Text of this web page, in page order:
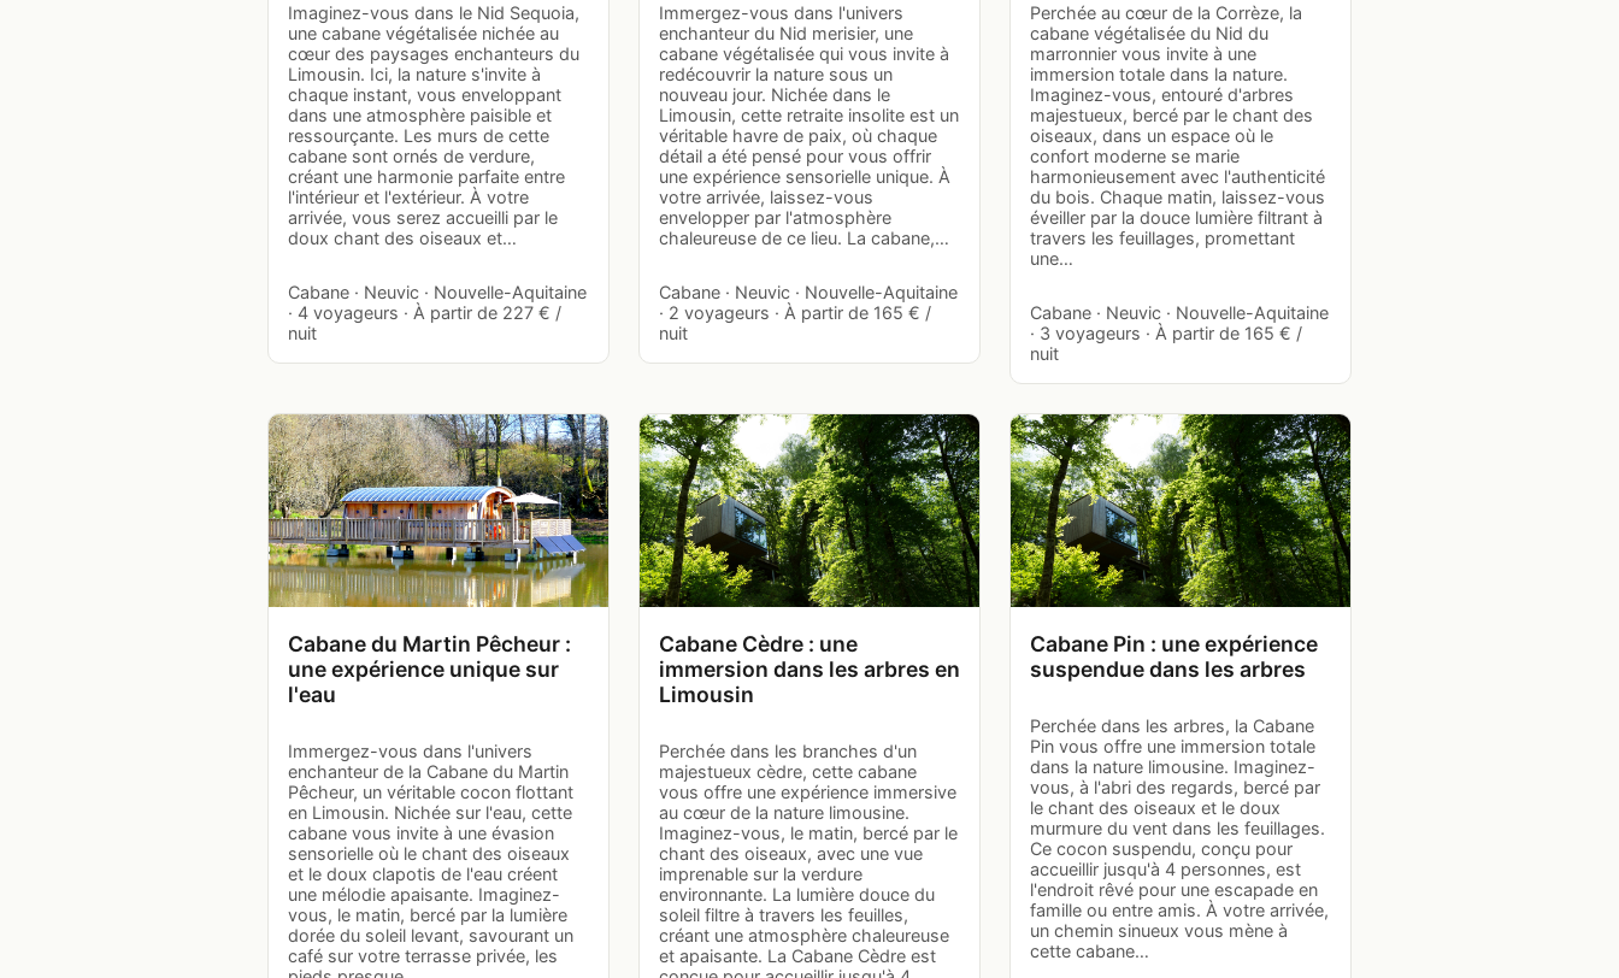
Imaginez-vous dans le Nid Sequoia,
une cabane végétalisée nichée au
cœur des paysages enchanteurs du
Limousin. Ici, la nature s'invite à
chaque instant, vous enveloppant
dans une atmosphère paisible et
ressourçante. Les murs de cette
cabane sont ornés de verdure,
créant une harmonie parfaite entre
l'intérieur et l'extérieur. À votre
arrivée, vous serez accueilli par le
doux chant des oiseaux et…
Cabane · Neuvic · Nouvelle-Aquitaine
· 4 voyageurs · À partir de 227 € /
nuit
Immergez-vous dans l'univers
enchanteur du Nid merisier, une
cabane végétalisée qui vous invite à
redécouvrir la nature sous un
nouveau jour. Nichée dans le
Limousin, cette retraite insolite est un
véritable havre de paix, où chaque
détail a été pensé pour vous offrir
une expérience sensorielle unique. À
votre arrivée, laissez-vous
envelopper par l'atmosphère
chaleureuse de ce lieu. La cabane,…
Cabane · Neuvic · Nouvelle-Aquitaine
· 2 voyageurs · À partir de 165 € /
nuit
Perchée au cœur de la Corrèze, la
cabane végétalisée du Nid du
marronnier vous invite à une
immersion totale dans la nature.
Imaginez-vous, entouré d'arbres
majestueux, bercé par le chant des
oiseaux, dans un espace où le
confort moderne se marie
harmonieusement avec l'authenticité
du bois. Chaque matin, laissez-vous
éveiller par la douce lumière filtrant à
travers les feuillages, promettant
une…
Cabane · Neuvic · Nouvelle-Aquitaine
· 3 voyageurs · À partir de 165 € /
nuit
Cabane du Martin Pêcheur :
une expérience unique sur
l'eau
Immergez-vous dans l'univers
enchanteur de la Cabane du Martin
Pêcheur, un véritable cocon flottant
en Limousin. Nichée sur l'eau, cette
cabane vous invite à une évasion
sensorielle où le chant des oiseaux
et le doux clapotis de l'eau créent
une mélodie apaisante. Imaginez-
vous, le matin, bercé par la lumière
dorée du soleil levant, savourant un
café sur votre terrasse privée, les
Cabane Cèdre : une
immersion dans les arbres en
Limousin
Perchée dans les branches d'un
majestueux cèdre, cette cabane
vous offre une expérience immersive
au cœur de la nature limousine.
Imaginez-vous, le matin, bercé par le
chant des oiseaux, avec une vue
imprenable sur la verdure
environnante. La lumière douce du
soleil filtre à travers les feuilles,
créant une atmosphère chaleureuse
et apaisante. La Cabane Cèdre est
Cabane Pin : une expérience
suspendue dans les arbres
Perchée dans les arbres, la Cabane
Pin vous offre une immersion totale
dans la nature limousine. Imaginez-
vous, à l'abri des regards, bercé par
le chant des oiseaux et le doux
murmure du vent dans les feuillages.
Ce cocon suspendu, conçu pour
accueillir jusqu'à 4 personnes, est
l'endroit rêvé pour une escapade en
famille ou entre amis. À votre arrivée,
un chemin sinueux vous mène à
cette cabane…